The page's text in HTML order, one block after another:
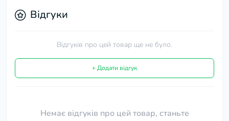
Відгуки
Відгуків про цей товар ще не було.
+ Додати відгук
Немає відгуків про цей товар, станьте